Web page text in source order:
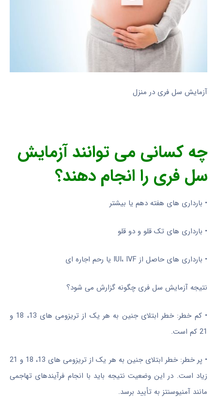
آزمایش سل فری در منزل
چه کسانی می توانند آزمایش
سل فری را انجام دهند؟
• بارداری های هفته دهم یا بیشتر
• بارداری های تک قلو و دو قلو
• بارداری های حاصل از IUI، IVF یا رحم اجاره ای
نتیجه آزمایش سل فری چگونه گزارش می شود؟
• کم خطر: خطر ابتلای جنین به هر یک از تریزومی های 13، 18 و
21 کم است.
• پر خطر: خطر ابتلای جنین به هر یک از تریزومی های 13، 18 و 21
زیاد است. در این وضعیت نتیجه باید با انجام فرآیندهای تهاجمی
مانند آمنیوسنتز به تأیید برسد.